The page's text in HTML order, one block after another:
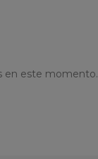
en este momento.